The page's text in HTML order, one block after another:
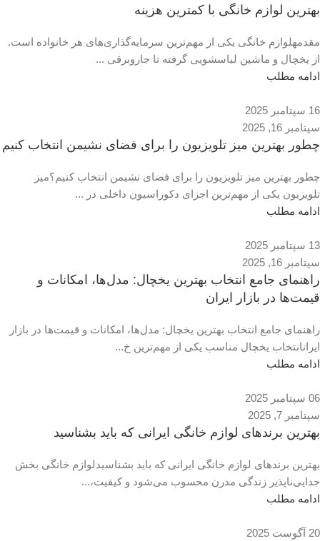
بهترین لوازم خانگی با کمترین هزینه
مقدمهلوازم خانگی یکی از مهم‌ترین سرمایه‌گذاری‌های هر خانواده است.
از یخچال و ماشین لباسشویی گرفته تا جاروبرقی ...
ادامه مطلب
16 سپتامبر 2025
سپتامبر 16, 2025
چطور بهترین میز تلویزیون را برای فضای نشیمن انتخاب کنیم
چطور بهترین میز تلویزیون را برای فضای نشیمن انتخاب کنیم؟میز
تلویزیون یکی از مهم‌ترین اجزای دکوراسیون داخلی در ...
ادامه مطلب
13 سپتامبر 2025
سپتامبر 16, 2025
راهنمای جامع انتخاب بهترین یخچال: مدل‌ها، امکانات و
قیمت‌ها در بازار ایران
راهنمای جامع انتخاب بهترین یخچال: مدل‌ها، امکانات و قیمت‌ها در بازار
ایرانانتخاب یخچال مناسب یکی از مهم‌ترین خ...
ادامه مطلب
06 سپتامبر 2025
سپتامبر 7, 2025
بهترین برندهای لوازم خانگی ایرانی که باید بشناسید
بهترین برندهای لوازم خانگی ایرانی که باید بشناسیدلوازم خانگی بخش
جدایی‌ناپذیر زندگی مدرن محسوب می‌شود و کیفیت،...
ادامه مطلب
20 آگوست 2025